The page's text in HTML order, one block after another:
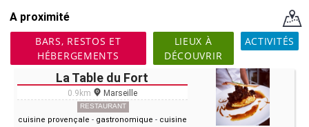
A proximité
BARS, RESTOS ET
HÉBERGEMENTS
LIEUX À
DÉCOUVRIR
ACTIVITÉS
La Table du Fort
0.9km Marseille
RESTAURANT
cuisine provençale - gastronomique - cuisine